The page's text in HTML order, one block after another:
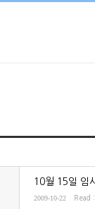
10월 15일 임
2009-10-22 Read